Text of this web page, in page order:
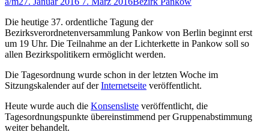
Die heutige 37. ordentliche Tagung der
Bezirksverordnetenversammlung Pankow von Berlin beginnt erst
um 19 Uhr. Die Teilnahme an der Lichterkette in Pankow soll so
allen Bezirkspolitikern ermöglicht werden.
Die Tagesordnung wurde schon in der letzten Woche im
Sitzungskalender auf derInternetseite veröffentlicht.
Heute wurde auch die Konsensliste veröffentlicht, die
Tagesordnungspunkte übereinstimmend per Gruppenabstimmung
weiter behandelt.